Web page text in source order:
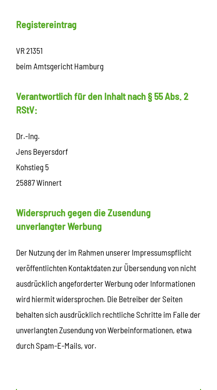
Registereintrag
VR 21351
beim Amtsgericht Hamburg
Verantwortlich für den Inhalt nach § 55 Abs. 2
RStV:
Dr.-Ing.
Jens Beyersdorf
Kohstieg 5
25887 Winnert
Widerspruch gegen die Zusendung
unverlangter Werbung
Der Nutzung der im Rahmen unserer Impressumspflicht
veröffentlichten Kontaktdaten zur Übersendung von nicht
ausdrücklich angeforderter Werbung oder Informationen
wird hiermit widersprochen. Die Betreiber der Seiten
behalten sich ausdrücklich rechtliche Schritte im Falle der
unverlangten Zusendung von Werbeinformationen, etwa
durch Spam-E-Mails, vor.